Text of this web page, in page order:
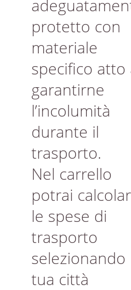
protetto con
materiale
specifico atto
garantirne
l’incolumità
durante il
trasporto.
Nel carrello
potrai
le spese di
trasporto
selezionando
tua città